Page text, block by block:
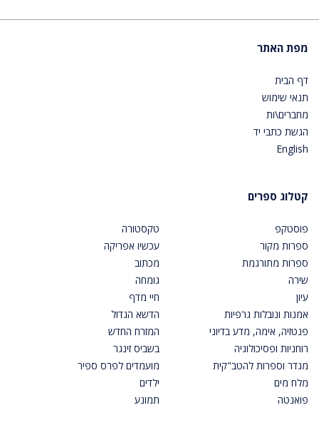
מפת האתר
דף הבית
תנאי שימוש
מחברים\ות
הגשת כתבי יד
English
קטלוג ספרים
פוסטקפ
ספרות מקור
ספרות מתורגמת
שירה
עיון
אמנות ונובלות גרפיות
פנטזיה, אימה, מדע בדיוני
רוחניות ופסיכולוגיה
מגדר וספרות להטב"קית
מלח מים
פואנטה
טקסטורה
עכשיו אפריקה
מכתוב
גומחה
חיי מדף
הדשא הגדול
המזרח החדש
בשביס זינגר
מועמדים לפרס ספיר
ילדים
תמונע